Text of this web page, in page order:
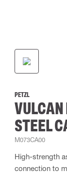
PETZL
STEEL
M073CA00
High-strength
connection to